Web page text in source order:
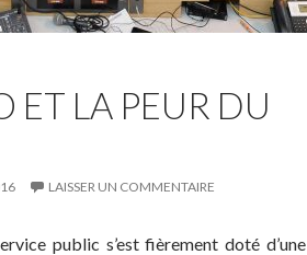
ET LA PEUR DU
LAISSER UN COMMENTAIRE
public s’est fièrement doté d’une